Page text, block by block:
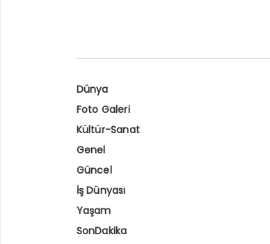
Dünya
Foto Galeri
Kültür-Sanat
Genel
Güncel
İş Dünyası
Yaşam
SonDakika